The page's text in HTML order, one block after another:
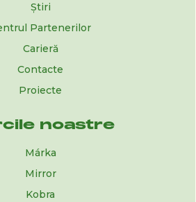
Știri
Partenerilor
Carieră
Contacte
Proiecte
noastre
Márka
Mirror
Kobra